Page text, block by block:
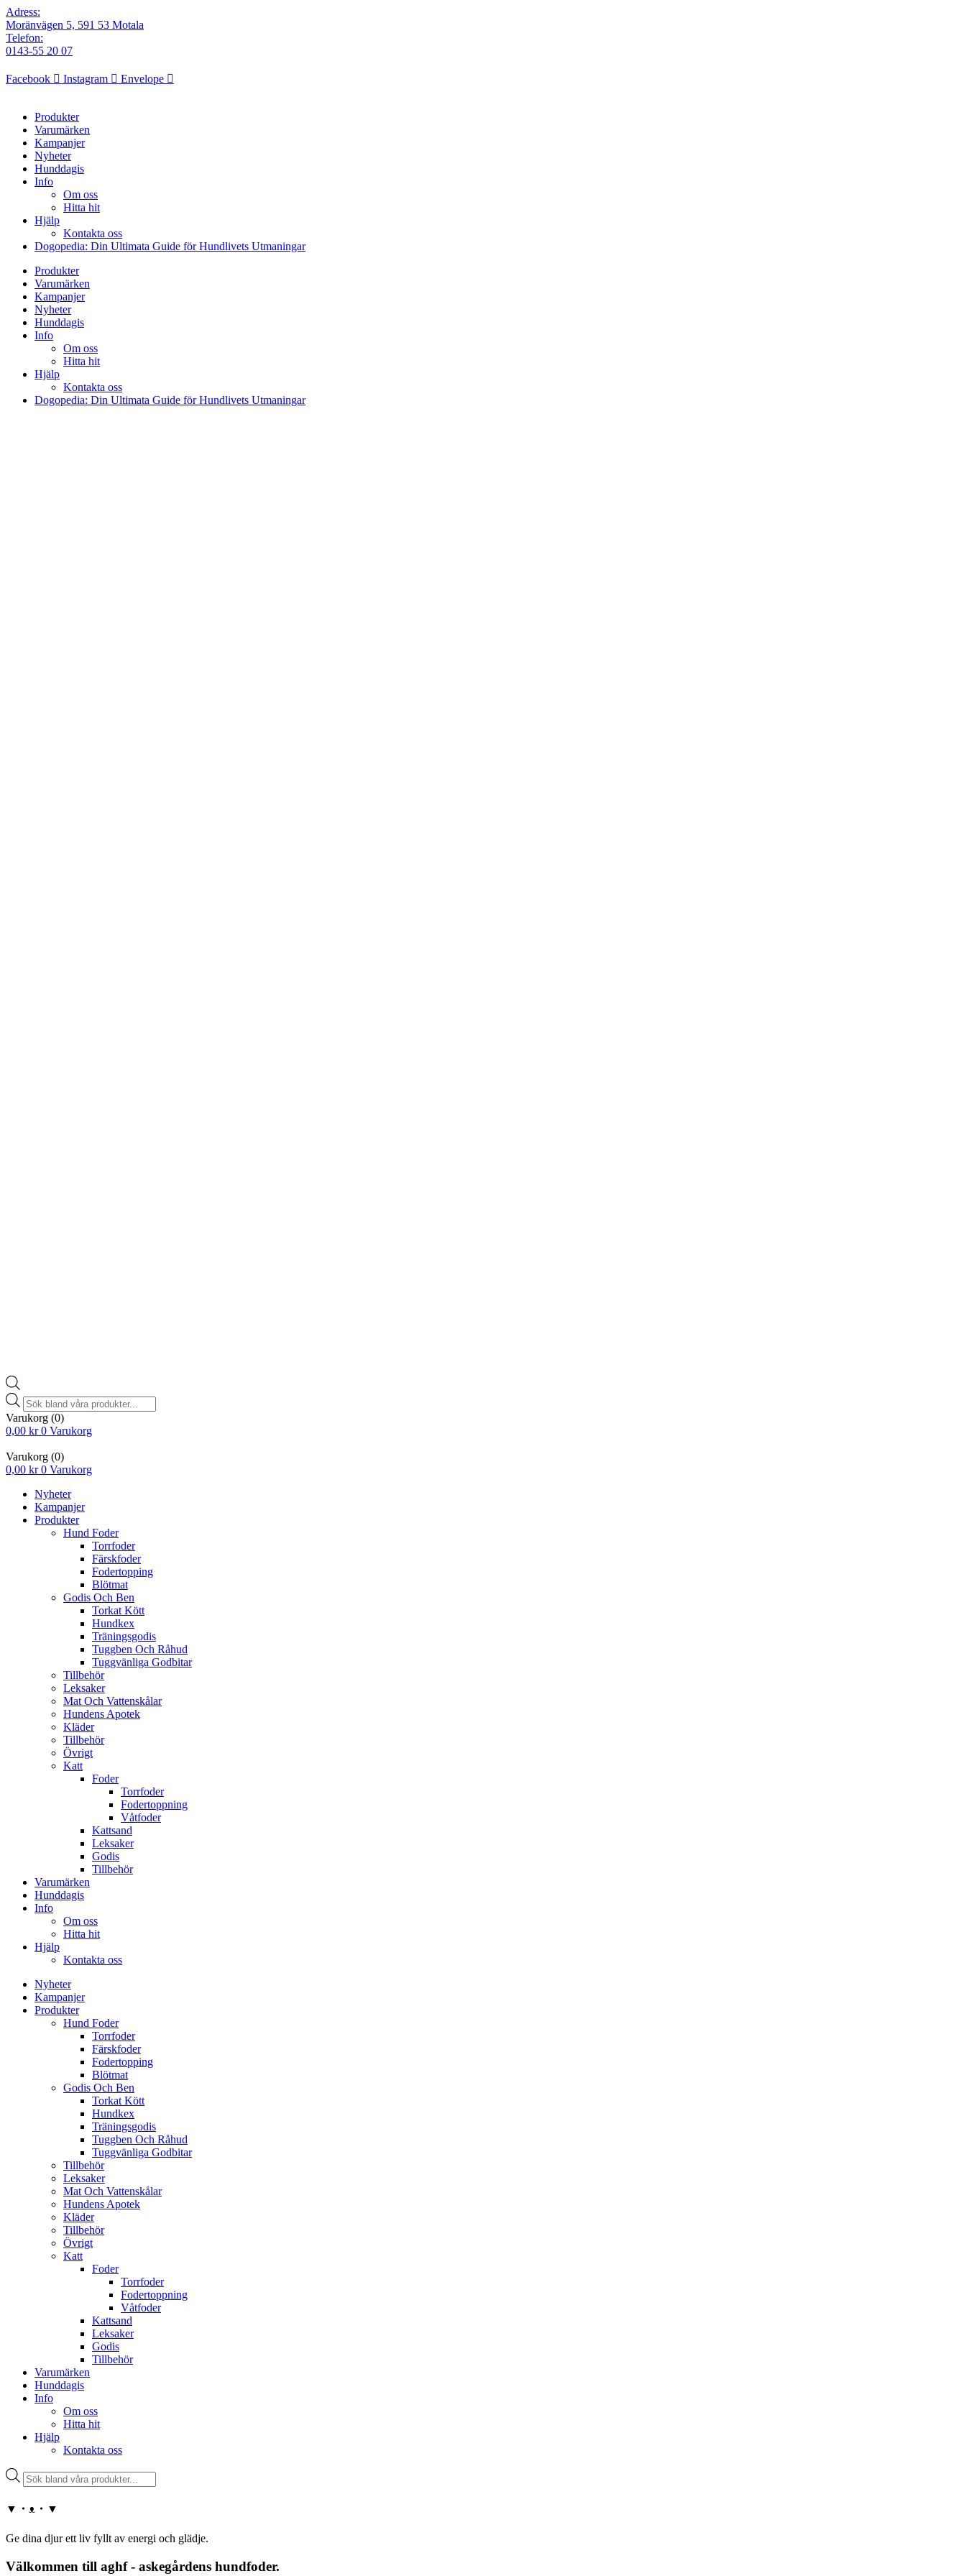
Adress:
Moränvägen 5, 591 53 Motala
Telefon:
0143-55 20 07
Facebook Instagram Envelope
Produkter
Varumärken
Kampanjer
Nyheter
Hunddagis
Info
Om oss
Hitta hit
Hjälp
Kontakta oss
Dogopedia: Din Ultimata Guide för Hundlivets Utmaningar
Produkter
Varumärken
Kampanjer
Nyheter
Hunddagis
Info
Om oss
Hitta hit
Hjälp
Kontakta oss
Dogopedia: Din Ultimata Guide för Hundlivets Utmaningar
Products
search
Varukorg (0)
0,00 kr 0 Varukorg
Varukorg (0)
0,00 kr 0 Varukorg
Nyheter
Kampanjer
Produkter
Hund Foder
Torrfoder
Färskfoder
Fodertopping
Blötmat
Godis Och Ben
Torkat Kött
Hundkex
Träningsgodis
Tuggben Och Råhud
Tuggvänliga Godbitar
Tillbehör
Leksaker
Mat Och Vattenskålar
Hundens Apotek
Kläder
Tillbehör
Övrigt
Katt
Foder
Torrfoder
Fodertoppning
Våtfoder
Kattsand
Leksaker
Godis
Tillbehör
Varumärken
Hunddagis
Info
Om oss
Hitta hit
Hjälp
Kontakta oss
Nyheter
Kampanjer
Produkter
Hund Foder
Torrfoder
Färskfoder
Fodertopping
Blötmat
Godis Och Ben
Torkat Kött
Hundkex
Träningsgodis
Tuggben Och Råhud
Tuggvänliga Godbitar
Tillbehör
Leksaker
Mat Och Vattenskålar
Hundens Apotek
Kläder
Tillbehör
Övrigt
Katt
Foder
Torrfoder
Fodertoppning
Våtfoder
Kattsand
Leksaker
Godis
Tillbehör
Varumärken
Hunddagis
Info
Om oss
Hitta hit
Hjälp
Kontakta oss
Products
search
▼・ᴥ・▼
Ge dina djur ett liv fyllt av energi och glädje.
Välkommen till aghf - askegårdens hundfoder.